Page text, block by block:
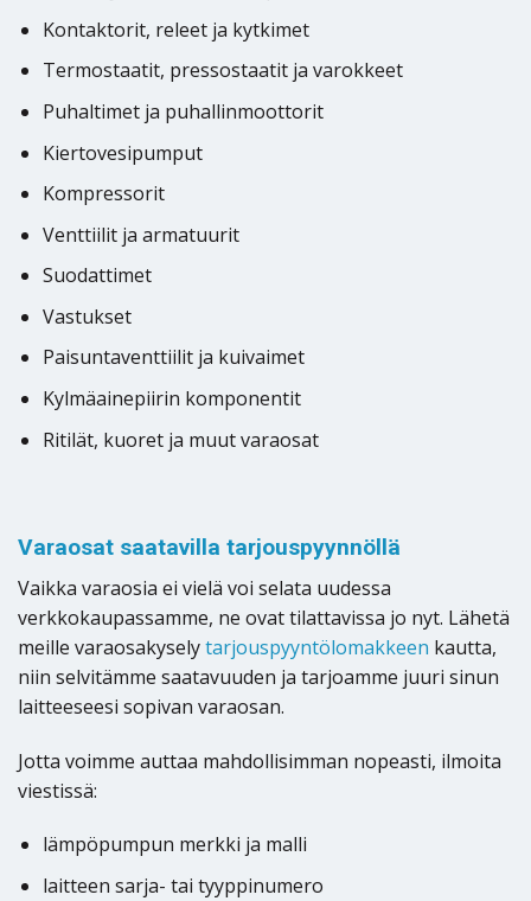
Kontaktorit, releet ja kytkimet
Termostaatit, pressostaatit ja varokkeet
Puhaltimet ja puhallinmoottorit
Kiertovesipumput
Kompressorit
Venttiilit ja armatuurit
Suodattimet
Vastukset
Paisuntaventtiilit ja kuivaimet
Kylmäainepiirin komponentit
Ritilät, kuoret ja muut varaosat
Varaosat saatavilla tarjouspyynnöllä
Vaikka varaosia ei vielä voi selata uudessa
verkkokaupassamme, ne ovat tilattavissa jo nyt. Lähetä
meille varaosakyselytarjouspyyntölomakkeen kautta,
niin selvitämme saatavuuden ja tarjoamme juuri sinun
laitteeseesi sopivan varaosan.
Jotta voimme auttaa mahdollisimman nopeasti, ilmoita
viestissä:
lämpöpumpun merkki ja malli
laitteen sarja- tai tyyppinumero